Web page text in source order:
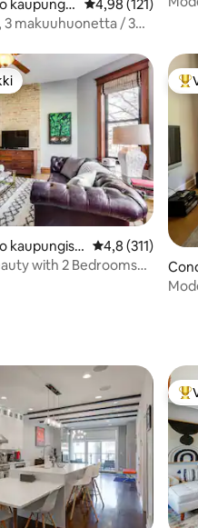
kaupungis Keskimääräinen
4,98 (121)
3 makuuhuonetta / 3
kaupungiss
Keskimääräinen
4,8 (311)
with 2 Bedrooms
sa